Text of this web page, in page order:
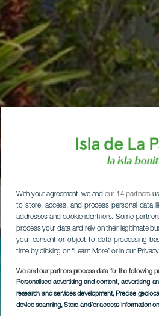
With your agreement, we and our 14 partners
to store, access, and process personal data
addresses and cookie identifiers. Some
process your data and rely on their legitimate
your consent or object to data processing
time by clicking on “Learn More” or in our
We and our partners process data for the following
Personalised advertising and content, advertising
research and services development, Precise
device scanning, Store and/or access information